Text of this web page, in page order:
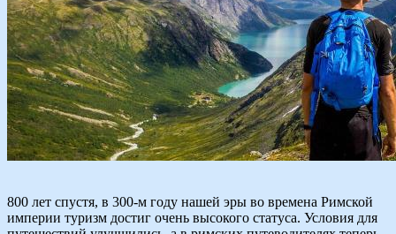
800 лет спустя, в 300-м году нашей эры во времена Римской
империи туризм достиг очень высокого статуса. Условия для